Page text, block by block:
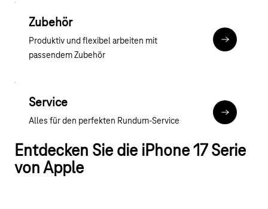
Zubehör
Produktiv und flexibel arbeiten mit
passendem Zubehör
Zum Apple
Service
Alles für den perfekten Rundum-Service Zu den
Entdecken Sie die iPhone 17 Serie
von Apple